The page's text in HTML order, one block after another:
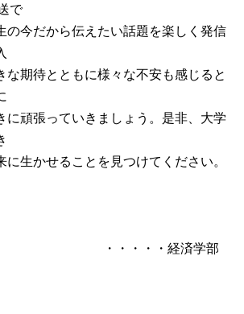
で
の今だから伝えたい話題を楽しく発信
な期待とともに様々な不安も感じると
に頑張っていきましょう。是非、大学
に生かせることを見つけてください。
・・経済学部